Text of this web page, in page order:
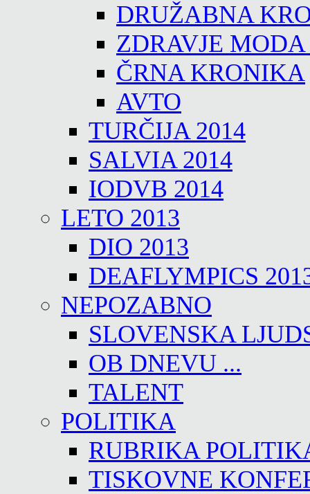
DRUŽABNA
ZDRAVJE
ČRNA KRONIKA
AVTO
TURČIJA 2014
SALVIA 2014
IODVB 2014
LETO 2013
DIO 2013
DEAFLYMPICS
NEPOZABNO
SLOVENSKA
OB DNEVU ...
TALENT
POLITIKA
RUBRIKA
TISKOVNE